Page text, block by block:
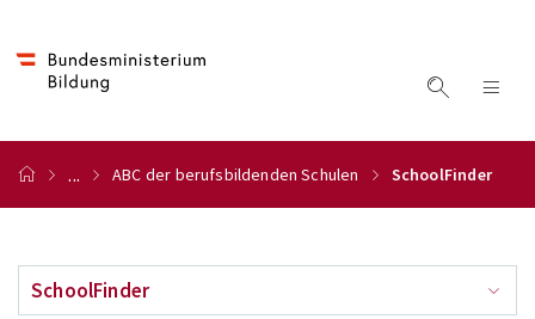
... ABC der berufsbildenden Schulen SchoolFinder
SchoolFinder